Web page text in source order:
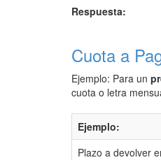
Respuesta:
Cuota a
Ejemplo: Para un
cuota o letra
Ejemplo:
Plazo a devolver